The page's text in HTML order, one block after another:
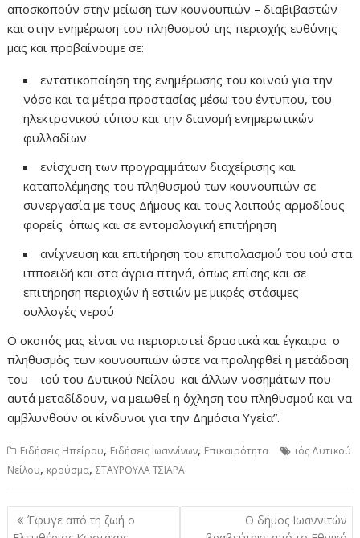
αποσκοπούν στην μείωση των κουνουπιών – διαβιβαστών
και στην ενημέρωση του πληθυσμού της περιοχής ευθύνης
μας και προβαίνουμε σε:
εντατικοποίηση της ενημέρωσης του κοινού για την
νόσο και τα μέτρα προστασίας μέσω του έντυπου, του
ηλεκτρονικού τύπου και την διανομή ενημερωτικών
φυλλαδίων
ενίσχυση των προγραμμάτων διαχείρισης και
καταπολέμησης του πληθυσμού των κουνουπιών σε
συνεργασία με τους Δήμους και τους λοιπούς αρμοδίους
φορείς όπως και σε εντομολογική επιτήρηση
ανίχνευση και επιτήρηση του επιπολασμού του ιού στα
ιπποειδή και στα άγρια πτηνά, όπως επίσης και σε
επιτήρηση περιοχών ή εστιών με μικρές στάσιμες
συλλογές νερού
Ο σκοπός μας είναι να περιοριστεί δραστικά και έγκαιρα ο
πληθυσμός των κουνουπιών ώστε να προληφθεί η μετάδοση
του ιού του Δυτικού Νείλου και άλλων νοσημάτων που
αυτά μεταδίδουν, να μειωθεί η όχληση του πληθυσμού και να
αμβλυνθούν οι κίνδυνοι για την Δημόσια Υγεία”.
Ειδήσεις Ηπείρου, Ειδήσεις Ιωαννίνων, Επικαιρότητα
ιός Δυτικού
Νείλου, κρούσμα,ΣΤΑΥΡΟΥΛΑ ΤΣΙΑΡΑ
Πλοήγηση
Έφυγε από τη ζωή ο
Ο δήμος Ιωαννιτών